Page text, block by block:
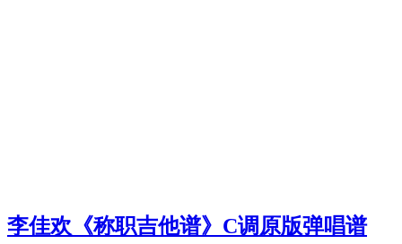
李佳欢《称职吉他谱》C调原版弹唱谱